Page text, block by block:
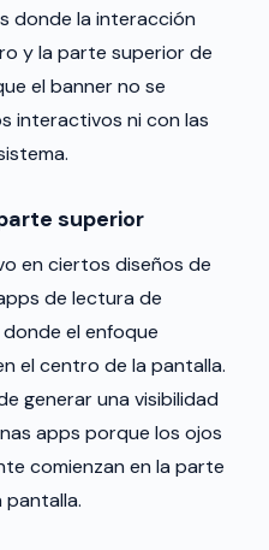
donde la interacción
y la parte superior de
el banner no se
interactivos ni con las
superior
en ciertos diseños de
de lectura de
el enfoque
el centro de la pantalla.
generar una visibilidad
apps porque los ojos
comienzan en la parte
pantalla.